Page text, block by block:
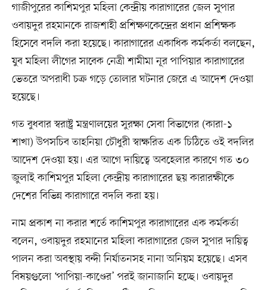
গাজীপুরের কাশিমপুর মহিলা কেন্দ্রীয় কারাগারের জেল সুপার
ওবায়দুর রহমানকে রাজশাহী প্রশিক্ষণকেন্দ্রের প্রধান প্রশিক্ষক
হিসেবে বদলি করা হয়েছে। কারাগারের একাধিক কর্মকর্তা বলছেন,
যুব মহিলা লীগের সাবেক নেত্রী শামীমা নূর পাপিয়ার কারাগারের
ভেতরে অপরাধী চক্র গড়ে তোলার ঘটনার জেরে এ আদেশ দেওয়া
হয়েছে।
গত বুধবার স্বরাষ্ট্র মন্ত্রণালয়ের সুরক্ষা সেবা বিভাগের (কারা-১
শাখা) উপসচিব তাহনিয়া চৌধুরী স্বাক্ষরিত এক চিঠিতে ওই বদলির
আদেশ দেওয়া হয়। এর আগে দায়িত্বে অবহেলার কারণে গত ৩০
জুলাই কাশিমপুর মহিলা কেন্দ্রীয় কারাগারের ছয় কারারক্ষীকে
দেশের বিভিন্ন কারাগারে বদলি করা হয়।
নাম প্রকাশ না করার শর্তে কাশিমপুর কারাগারের এক কর্মকর্তা
বলেন, ওবায়দুর রহমানের মহিলা কারাগারের জেল সুপার দায়িত্ব
পালন করা অবস্থায় বন্দী নির্যাতনসহ নানা অনিয়ম হয়েছে। এসব
বিষয়গুলো ‘পাপিয়া-কাণ্ডের’ পরই জানাজানি হচ্ছে। ওবায়দুর